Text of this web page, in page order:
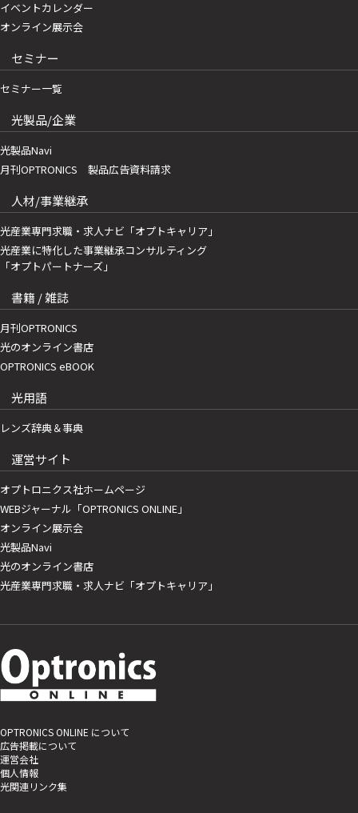
イベントカレンダー
オンライン展示会
セミナー
セミナー一覧
光製品/企業
光製品Navi
月刊OPTRONICS 製品広告資料請求
人材/事業継承
光産業専門求職・求人ナビ「オプトキャリア」
光産業に特化した事業継承コンサルティング
「オプトパートナーズ」
書籍 / 雑誌
月刊OPTRONICS
光のオンライン書店
OPTRONICS eBOOK
光用語
レンズ辞典＆事典
運営サイト
オプトロニクス社ホームページ
WEBジャーナル「OPTRONICS ONLINE」
オンライン展示会
光製品Navi
光のオンライン書店
光産業専門求職・求人ナビ「オプトキャリア」
OPTRONICS ONLINE について
広告掲載について
運営会社
個人情報
光関連リンク集